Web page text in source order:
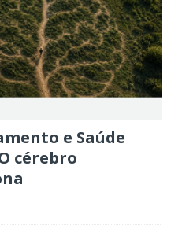
e Saúde
cérebro